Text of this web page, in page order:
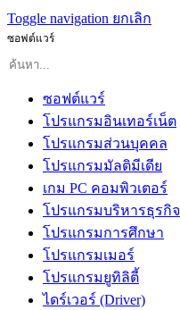
Toggle navigation ยกเลิก
ซอฟต์แวร์
ซอฟต์แวร์
โปรแกรมอินเทอร์เน็ต
โปรแกรมส่วนบุคคล
โปรแกรมมัลติมีเดีย
เกม PC คอมพิวเตอร์
โปรแกรมบริหารธุรกิจ
โปรแกรมการศึกษา
โปรแกรมเมอร์
โปรแกรมยูทิลิตี้
ไดร์เวอร์ (Driver)